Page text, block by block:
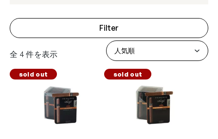
Filter
全 4 件を表示
sold out sold out